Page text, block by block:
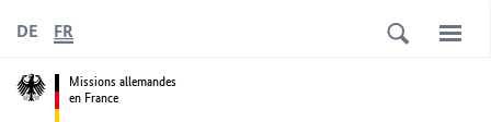
Missions allemandes
en France
DE FR